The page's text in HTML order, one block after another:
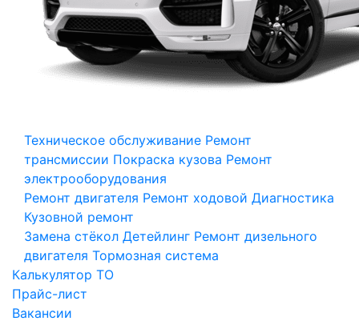
Техническое обслуживание Ремонт
трансмиссии Покраска кузова Ремонт
электрооборудования
Ремонт двигателя Ремонт ходовой Диагностика
Кузовной ремонт
Замена стёкол Детейлинг Ремонт дизельного
двигателя Тормозная система
Калькулятор ТО
Прайс-лист
Вакансии